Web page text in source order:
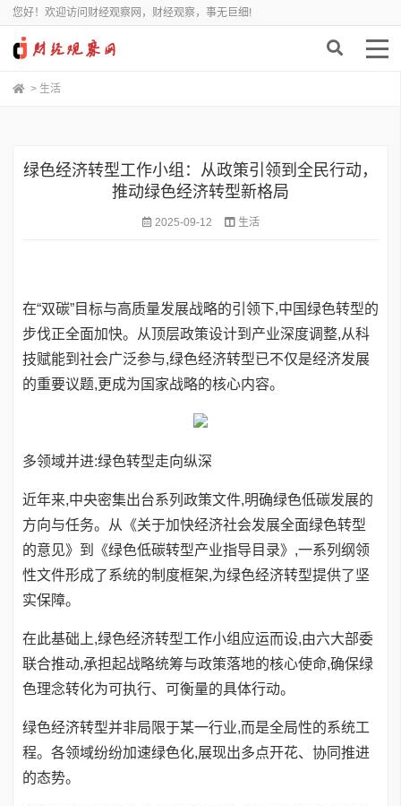
您好！欢迎访问财经观察网，财经观察，事无巨细!
> 生活
绿色经济转型工作小组：从政策引领到全民行动，
推动绿色经济转型新格局
2025-09-12 生活
在“双碳”目标与高质量发展战略的引领下,中国绿色转型的
步伐正全面加快。从顶层政策设计到产业深度调整,从科
技赋能到社会广泛参与,绿色经济转型已不仅是经济发展
的重要议题,更成为国家战略的核心内容。
多领域并进:绿色转型走向纵深
近年来,中央密集出台系列政策文件,明确绿色低碳发展的
方向与任务。从《关于加快经济社会发展全面绿色转型
的意见》到《绿色低碳转型产业指导目录》,一系列纲领
性文件形成了系统的制度框架,为绿色经济转型提供了坚
实保障。
在此基础上,绿色经济转型工作小组应运而设,由六大部委
联合推动,承担起战略统筹与政策落地的核心使命,确保绿
色理念转化为可执行、可衡量的具体行动。
绿色经济转型并非局限于某一行业,而是全局性的系统工
程。各领域纷纷加速绿色化,展现出多点开花、协同推进
的态势。